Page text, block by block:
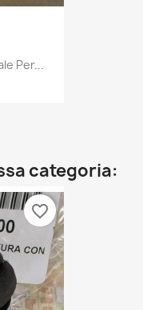
Per...
categoria:
favorite_border